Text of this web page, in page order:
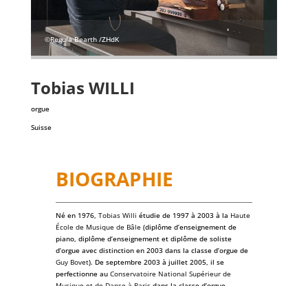
©Regula Bearth /ZHdK
Tobias WILLI
orgue
Suisse
BIOGRAPHIE
Né en 1976, Tobias Willi étudie de 1997 à 2003 à la Haute
École de Musique de Bâle (diplôme d’enseignement de
piano, diplôme d’enseignement et diplôme de soliste
d’orgue avec distinction en 2003 dans la classe d’orgue de
Guy Bovet). De septembre 2003 à juillet 2005, il se
perfectionne au Conservatoire National Supérieur de